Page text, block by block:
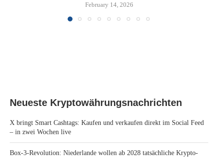
February 14, 2026
Neueste Kryptowährungsnachrichten
X bringt Smart Cashtags: Kaufen und verkaufen direkt im Social Feed
– in zwei Wochen live
Box-3-Revolution: Niederlande wollen ab 2028 tatsächliche Krypto-